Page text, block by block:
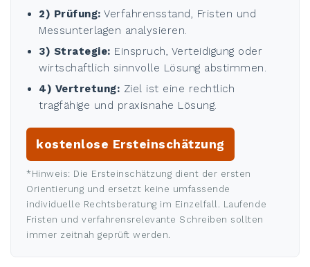
2) Prüfung: Verfahrensstand, Fristen und
Messunterlagen analysieren.
3) Strategie: Einspruch, Verteidigung oder
wirtschaftlich sinnvolle Lösung abstimmen.
4) Vertretung: Ziel ist eine rechtlich
tragfähige und praxisnahe Lösung.
kostenlose Ersteinschätzung
*Hinweis: Die Ersteinschätzung dient der ersten
Orientierung und ersetzt keine umfassende
individuelle Rechtsberatung im Einzelfall. Laufende
Fristen und verfahrensrelevante Schreiben sollten
immer zeitnah geprüft werden.